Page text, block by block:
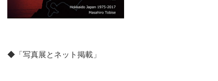
◆「写真展とネット掲載」